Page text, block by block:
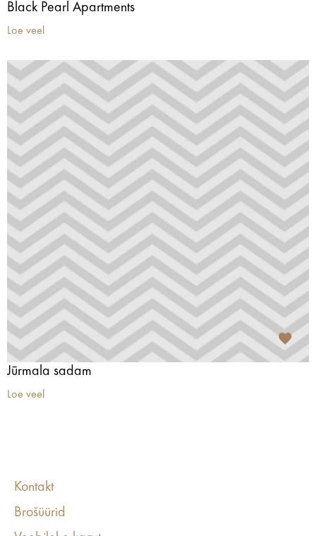
Black Pearl Apartments
Loe veel
Jūrmala sadam
Loe veel
Kontakt
Brošüürid